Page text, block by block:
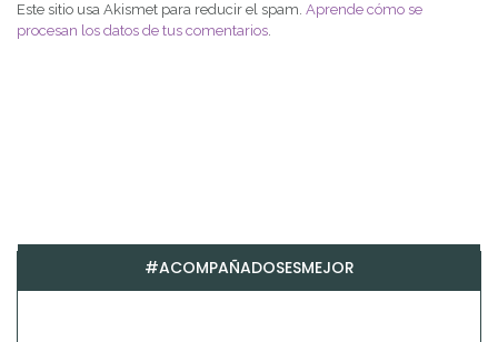
Este sitio usa Akismet para reducir el spam. Aprende cómo se
procesan los datos de tus comentarios.
#ACOMPAÑADOSESMEJOR